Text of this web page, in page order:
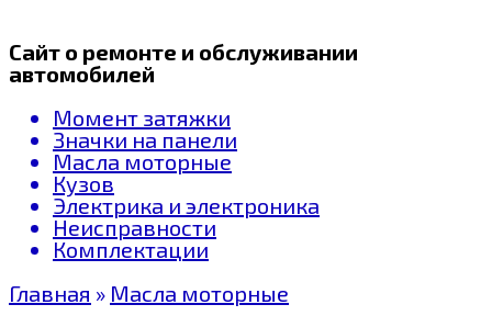
Сайт о ремонте и обслуживании
автомобилей
Момент затяжки
Значки на панели
Масла моторные
Кузов
Электрика и электроника
Неисправности
Комплектации
Главная » Масла моторные